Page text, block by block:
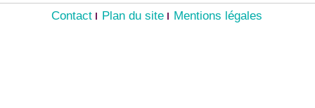
Contact Plan du site Mentions légales